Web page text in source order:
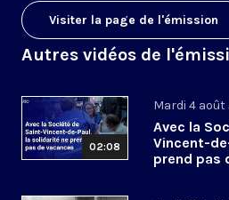
Visiter la page de l'émission
Autres vidéos de
02:08
Mardi 4 août
Avec la
Vincent-
prend pas